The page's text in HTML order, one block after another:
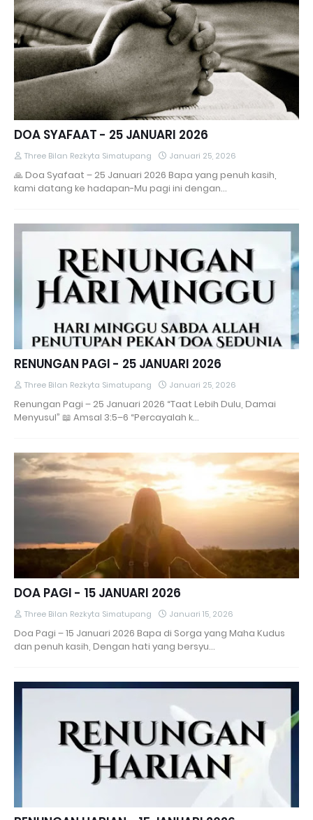
DOA SYAFAAT - 25 JANUARI 2026
Three Bilan Rezkyta Simatupang Januari 25, 2026
🙏 Doa Syafaat – 25 Januari 2026 Bapa yang penuh kasih,
kami datang ke hadapan-Mu pagi ini dengan…
RENUNGAN PAGI - 25 JANUARI 2026
Three Bilan Rezkyta Simatupang Januari 25, 2026
Renungan Pagi – 25 Januari 2026 “Taat Lebih Dulu, Damai
Menyusul” 📖 Amsal 3:5–6 “Percayalah k…
DOA PAGI - 15 JANUARI 2026
Three Bilan Rezkyta Simatupang Januari 15, 2026
Doa Pagi – 15 Januari 2026 Bapa di Sorga yang Maha Kudus
dan penuh kasih, Dengan hati yang bersyu…